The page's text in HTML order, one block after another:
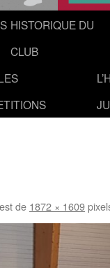
HISTORIQUE DU
CLUB
de 1872 × 1609